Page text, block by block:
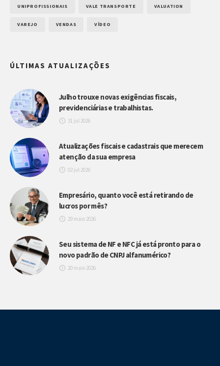
UNIPROFISSIONAIS VALE TRANSPORTE VALUATION
VAREJO VENDAS VÍDEO
ÚLTIMAS ATUALIZAÇÕES
Julho trouxe novas exigências fiscais,
previdenciárias e trabalhistas.
31 jul 2026
Atualizações fiscais e cadastrais que merecem
atenção da sua empresa
02 jul 2026
Empresário, quanto você está retirando de
lucros por mês?
29 maio 2026
Seu sistema de NF e NFC já está pronto para o
novo padrão de CNPJ alfanumérico?
20 maio 2026